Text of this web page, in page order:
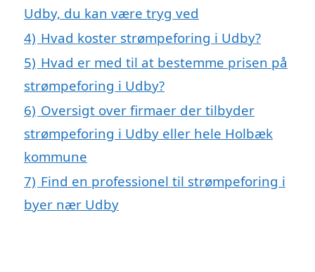
Udby, du kan være tryg ved
4) Hvad koster strømpeforing i Udby?
5) Hvad er med til at bestemme prisen på
strømpeforing i Udby?
6) Oversigt over firmaer der tilbyder
strømpeforing i Udby eller hele Holbæk
kommune
7) Find en professionel til strømpeforing i
byer nær Udby